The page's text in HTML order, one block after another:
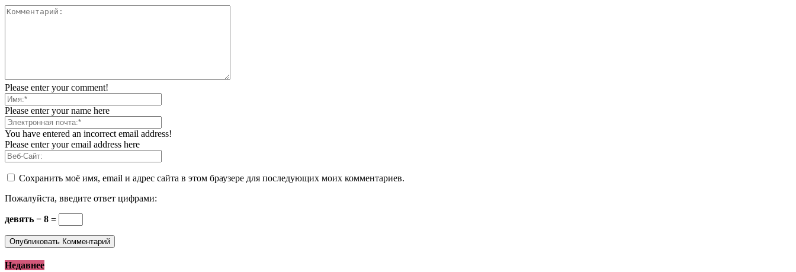
Please enter your comment!
Please enter your name here
You have entered an incorrect email address!
Please enter your email address here
Сохранить моё имя, email и адрес сайта в этом браузере для последующих моих комментариев.
Пожалуйста, введите ответ цифрами:
девять − 8 =
Недавнее